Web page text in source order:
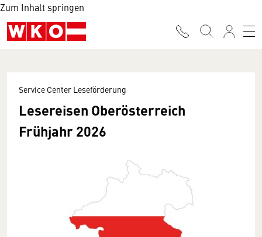
Zum Inhalt springen
Service Center Leseförderung
Lesereisen Oberösterreich
Frühjahr 2026